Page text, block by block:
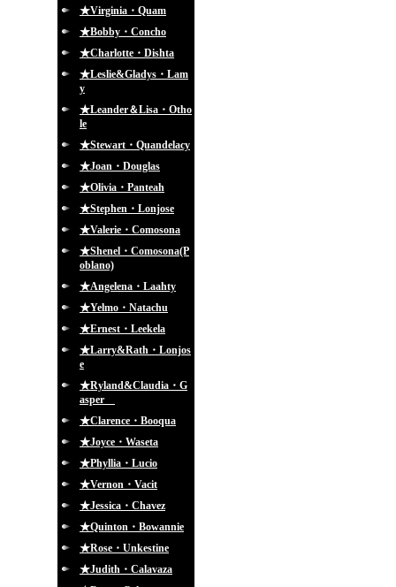
★Virginia・Quam
★Bobby・Concho
★Charlotte・Dishta
★Leslie&Gladys・Lam
y
★Leander＆Lisa・Otho
le
★Stewart・Quandelacy
★Joan・Douglas
★Olivia・Panteah
★Stephen・Lonjose
★Valerie・Comosona
★Shenel・Comosona(P
oblano)
★Angelena・Laahty
★Yelmo・Natachu
★Ernest・Leekela
★Larry&Rath・Lonjos
e
★Ryland&Claudia・G
asper
★Clarence・Booqua
★Joyce・Waseta
★Phyllia・Lucio
★Vernon・Vacit
★Jessica・Chavez
★Quinton・Bowannie
★Rose・Unkestine
★Judith・Calavaza